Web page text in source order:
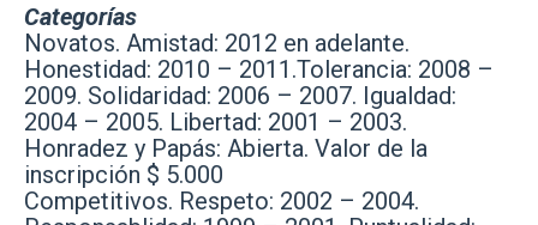
Categorías
Novatos. Amistad: 2012 en adelante.
Honestidad: 2010 – 2011.Tolerancia: 2008 –
2009. Solidaridad: 2006 – 2007. Igualdad:
2004 – 2005. Libertad: 2001 – 2003.
Honradez y Papás: Abierta. Valor de la
inscripción $ 5.000
Competitivos. Respeto: 2002 – 2004.